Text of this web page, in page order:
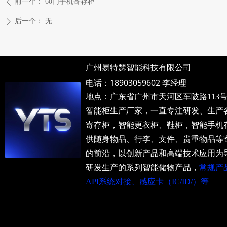
ꄴ
ꄲ 后一个： 无
广州易特瑟智能科技有限公司
电话：18903059602 李经理
地点：广东省广州市天河区车陂路113
智能柜生产厂家，一直专注研发、生
寄存柜，智能更衣柜、鞋柜，智能手
供随身物品、行李、文件、贵重物品
的前沿，以创新产品和高端技术应用
研发生产的系列智能储物产品， 常规产
API系统对接、感应卡（IC/ID/）等